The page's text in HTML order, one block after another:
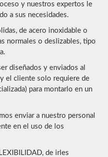
y nuestros expertos le
a sus necesidades.
de acero inoxidable o
normales o deslizables, tipo
diseñados y enviados al
el cliente solo requiere de
para montarlo en un
enviar a nuestro personal
en el uso de los
de irles